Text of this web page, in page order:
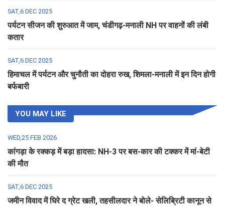
SAT,6 DEC 2025
पर्यटन सीजन की शुरुआत में जाम, चंडीगढ़-मनाली NH पर वाहनों की लंबी
कतार
SAT,6 DEC 2025
हिमाचल में पर्यटन और चुनौती का दोहरा रुख, शिमला-मनाली में इन दिन होगी
बर्फबारी
YOU MAY LIKE
WED,25 FEB 2026
कांगड़ा के रक्कड़ में बड़ा हादसा: NH-3 पर बस-कार की टक्कर में मां-बेटी
की मौत
SAT,6 DEC 2025
जमीन विवाद में घिरे द ग्रेट खली, तहसीलदार ने बोले- सेलिब्रिटी कानून से